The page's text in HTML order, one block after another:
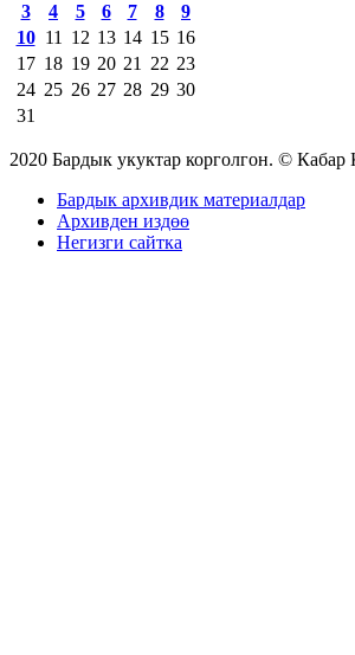
3
4 5 6 7 8
9
10 11 12 13 14 15 16
17 18 19 20 21 22 23
24 25 26 27 28 29 30
31
2020 Бардык укуктар корголгон. ©
Бардык архивдик материалдар
Архивден издөө
Негизги сайтка